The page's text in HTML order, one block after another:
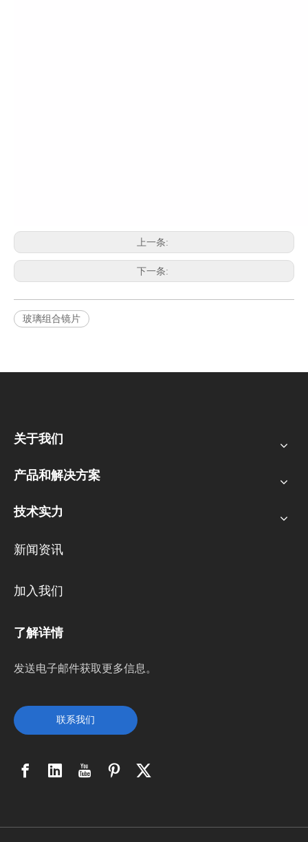
上一条:
下一条:
玻璃组合镜片
关于我们
产品和解决方案
技术实力
新闻资讯
加入我们
了解详情
发送电子邮件获取更多信息。
联系我们